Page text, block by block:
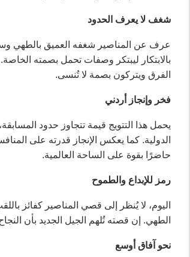
شغف لا يعرف الحدود
عرف عن المناصير شغفه العميق بالطهي
بالابتكار ليبتكر وصفات تحمل بصمته
الفرق ويتركون بصمة لا تُنسى.
فخر وإنجاز أردني
يحمل هذا التتويج قيمة تتجاوز حدود
الدولية. كما يعكس الإنجاز قدرته على
حاضرًا بقوة على الساحة العالمية.
رمز للإبداع والطموح
اليوم، لا يُنظر إلى قصي المناصير كفائز
الطهي. إن قصته تُلهم الجيل الجديد بأن
نحو آفاق أوسع